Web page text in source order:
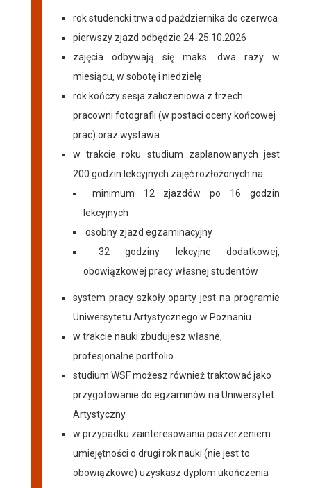
rok studencki trwa od października do czerwca
pierwszy zjazd odbędzie 24-25.10.2026
zajęcia odbywają się maks. dwa razy w
miesiącu, w sobotę i niedzielę
rok kończy sesja zaliczeniowa z trzech
pracowni fotografii (w postaci oceny końcowej
prac) oraz wystawa
w trakcie roku studium zaplanowanych jest
200 godzin lekcyjnych zajęć rozłożonych na:
minimum 12 zjazdów po 16 godzin
lekcyjnych
osobny zjazd egzaminacyjny
32 godziny lekcyjne dodatkowej,
obowiązkowej pracy własnej studentów
system pracy szkoły oparty jest na programie
Uniwersytetu Artystycznego w Poznaniu
w trakcie nauki zbudujesz własne,
profesjonalne portfolio
studium WSF możesz również traktować jako
przygotowanie do egzaminów na Uniwersytet
Artystyczny
w przypadku zainteresowania poszerzeniem
umiejętności o drugi rok nauki (nie jest to
obowiązkowe) uzyskasz dyplom ukończenia